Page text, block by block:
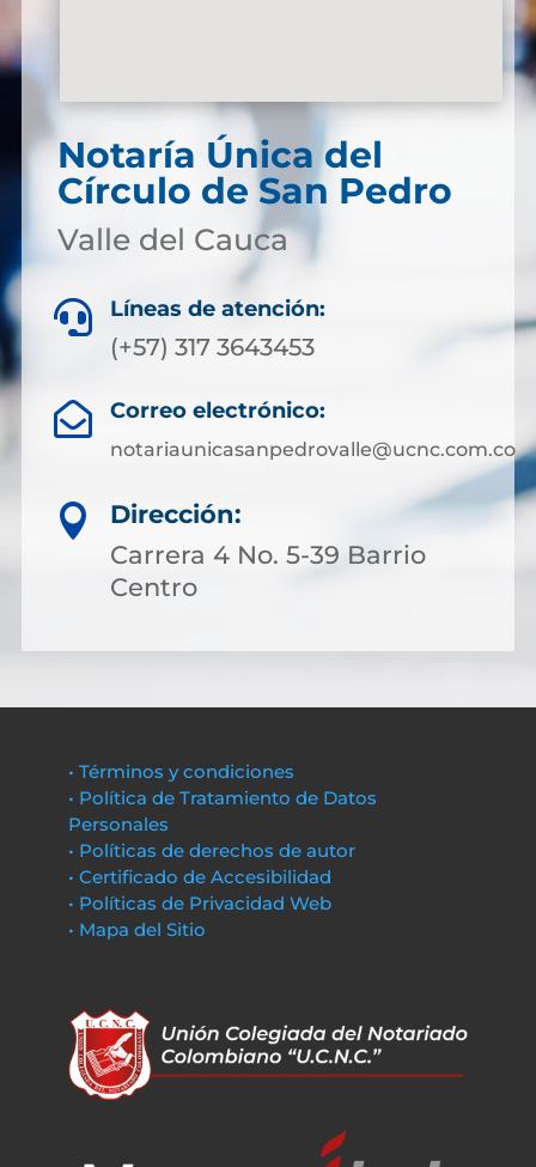
Notaría Única del
Círculo de San Pedro
Valle del Cauca
 Líneas de atención:
(+57) 317 3643453
 Correo electrónico:
notariaunicasanpedrovalle@ucnc.com.co

Dirección:
Carrera 4 No. 5-39 Barrio
Centro
• Términos y condiciones
• Política de Tratamiento de Datos
Personales
• Políticas de derechos de autor
• Certificado de Accesibilidad
• Políticas de Privacidad Web
• Mapa del Sitio